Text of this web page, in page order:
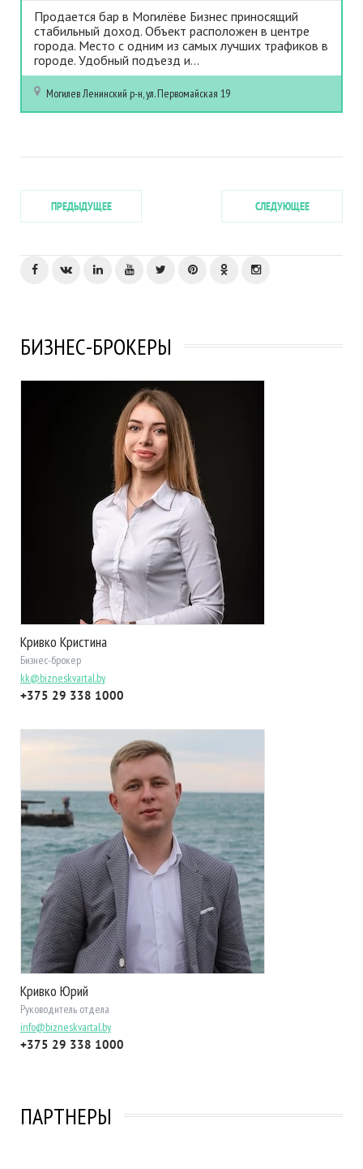
Продается бар в Могилёве Бизнес приносящий
стабильный доход. Объект расположен в центре
города. Место с одним из самых лучших трафиков в
городе. Удобный подъезд и...
МогилевЛенинский р-н, ул. Первомайская 19
ПРЕДЫДУЩЕЕ СЛЕДУЮЩЕЕ
БИЗНЕС-БРОКЕРЫ
Кривко Кристина
Бизнес-брокер
kk@bizneskvartal.by
+375 29 338 1000
Кривко Юрий
Руководитель отдела
info@bizneskvartal.by
+375 29 338 1000
ПАРТНЕРЫ